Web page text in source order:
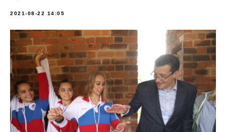
2021-08-22 14:05